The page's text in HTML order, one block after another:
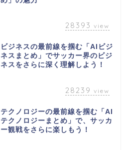
28393 view
ビジネスの最前線を掴む「AIビジ
ネスまとめ」でサッカー界のビジ
ネスをさらに深く理解しよう！
28239 view
テクノロジーの最前線を掴む「AI
テクノロジーまとめ」で、サッカ
ー観戦をさらに楽しもう！